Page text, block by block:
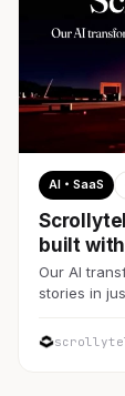
AI・SaaS
built with
Our AI
stories in